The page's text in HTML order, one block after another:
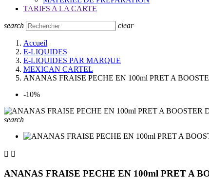
TARIFS A LA CARTE
search clear
Accueil
E-LIQUIDES
E-LIQUIDES PAR MARQUE
MEXICAN CARTEL
ANANAS FRAISE PECHE EN 100ml PRET A
-10%
search
 
ANANAS FRAISE PECHE EN 100ml PRET A